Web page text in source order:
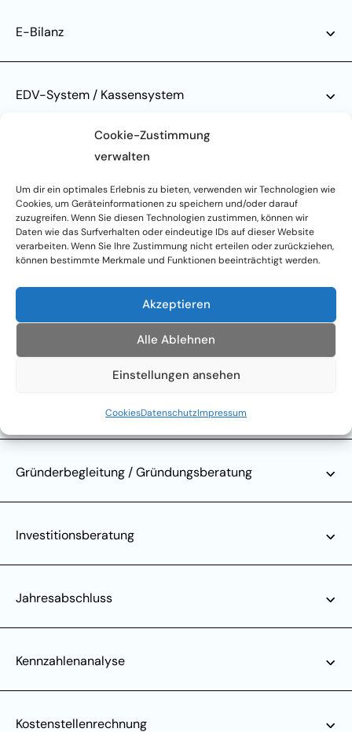
Cookie-Zustimmung
verwalten
Um dir ein optimales Erlebnis zu bieten, verwenden wir Technologien wie
Cookies, um Geräteinformationen zu speichern und/oder darauf
zuzugreifen. Wenn Sie diesen Technologien zustimmen, können wir
Daten wie das Surfverhalten oder eindeutige IDs auf dieser Website
verarbeiten. Wenn Sie Ihre Zustimmung nicht erteilen oder zurückziehen,
können bestimmte Merkmale und Funktionen beeinträchtigt werden.
Akzeptieren
Alle Ablehnen
Einstellungen ansehen
CookiesDatenschutzImpressum
E-Bilanz
EDV-System / Kassensystem
Einnahmen-Überschuss-Rechnung (EÜR)
Finanzbuchhaltung (FiBu)
Finanzplanung
Fördermittel / Fördermittelberatung
Gewinn- und Verlustrechnung (GuV)
Gründerbegleitung / Gründungsberatung
Investitionsberatung
Jahresabschluss
Kennzahlenanalyse
Kostenstellenrechnung